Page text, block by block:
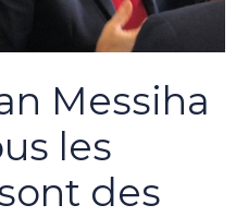
Messiha
les
des